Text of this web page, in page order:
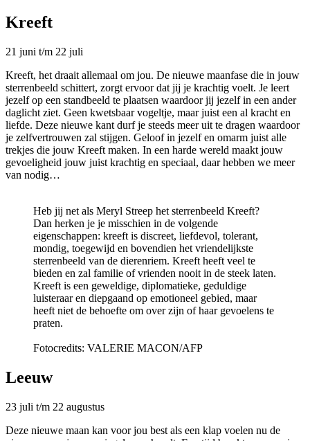
Kreeft
21 juni t/m 22 juli
Kreeft, het draait allemaal om jou. De nieuwe maanfase die in jouw
sterrenbeeld schittert, zorgt ervoor dat jij je krachtig voelt. Je leert
jezelf op een standbeeld te plaatsen waardoor jij jezelf in een ander
daglicht ziet. Geen kwetsbaar vogeltje, maar juist een al kracht en
liefde. Deze nieuwe kant durf je steeds meer uit te dragen waardoor
je zelfvertrouwen zal stijgen. Geloof in jezelf en omarm juist alle
trekjes die jouw Kreeft maken. In een harde wereld maakt jouw
gevoeligheid jouw juist krachtig en speciaal, daar hebben we meer
van nodig…
Heb jij net als Meryl Streep het sterrenbeeld Kreeft?
Dan herken je je misschien in de volgende
eigenschappen: kreeft is discreet, liefdevol, tolerant,
mondig, toegewijd en bovendien het vriendelijkste
sterrenbeeld van de dierenriem. Kreeft heeft veel te
bieden en zal familie of vrienden nooit in de steek laten.
Kreeft is een geweldige, diplomatieke, geduldige
luisteraar en diepgaand op emotioneel gebied, maar
heeft niet de behoefte om over zijn of haar gevoelens te
praten.
Fotocredits: VALERIE MACON/AFP
Leeuw
23 juli t/m 22 augustus
Deze nieuwe maan kan voor jou best als een klap voelen nu de